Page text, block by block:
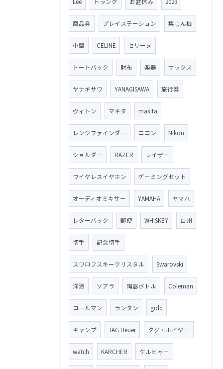
Lee トランク お盆休み 2023
商品券 プレイステーション 集じん機
小型 CELINE セリーヌ
トートバック 財布 楽器 サックス
ヤナギサワ YANAGISAWA 旅行券
ヴィトン マキタ makita
レンジファインダー ニコン Nikon
ショルダー RAZER レイザー
ワイヤレスイヤホン ゲーミングセット
オーディオミキサー YAMAHA ヤマハ
レターパック 郵便 WHISKEY 白州
切手 記念切手
スワロフスキークリスタル Swarovski
洋酒 ソアラ 陶器ボトル Coleman
コールマン ランタン gold
キャンプ TAG Heuer タグ・ホイヤー
watch KARCHER ケルヒャー